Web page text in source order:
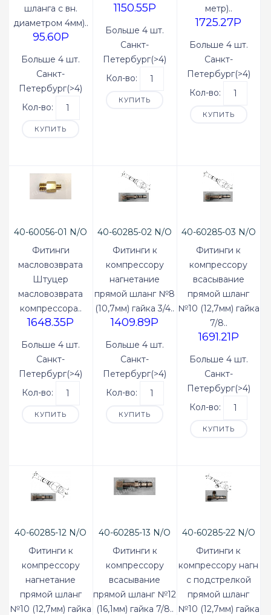
шланга с вн.
диаметром 4мм)..
95.60P
Больше 4 шт.
Санкт-
Петербург(>4)
Кол-во:
КУПИТЬ
1150.55P
Больше 4 шт.
Санкт-
Петербург(>4)
Кол-во:
КУПИТЬ
метр)..
1725.27P
Больше 4 шт.
Санкт-
Петербург(>4)
Кол-во:
КУПИТЬ
40-60056-01 N/O
Фитинги
масловозврата
Штуцер
масловозврата
компрессора..
1648.35P
Больше 4 шт.
Санкт-
Петербург(>4)
Кол-во:
КУПИТЬ
40-60285-02 N/O
Фитинги к
компрессору
нагнетание
прямой шланг №8
(10,7мм) гайка 3/4..
1409.89P
Больше 4 шт.
Санкт-
Петербург(>4)
Кол-во:
КУПИТЬ
40-60285-03 N/O
Фитинги к
компрессору
всасывание
прямой шланг
№10 (12,7мм) гайка
7/8..
1691.21P
Больше 4 шт.
Санкт-
Петербург(>4)
Кол-во:
КУПИТЬ
40-60285-12 N/O
Фитинги к
компрессору
нагнетание
прямой шланг
№10 (12,7мм) гайка
40-60285-13 N/O
Фитинги к
компрессору
всасывание
прямой шланг №12
(16,1мм) гайка 7/8..
40-60285-22 N/O
Фитинги к
компрессору нагн
с подстрелкой
прямой шланг
№10 (12,7мм) гайка